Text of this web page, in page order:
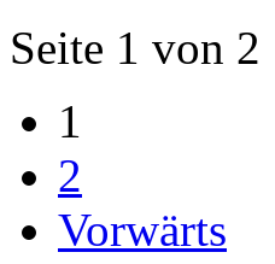
Seite 1 von 2
1
2
Vorwärts